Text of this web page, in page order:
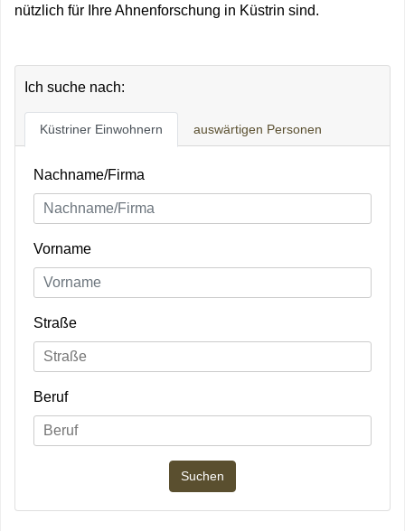
nützlich für Ihre Ahnenforschung in Küstrin sind.
Ich suche nach:
Küstriner Einwohnern auswärtigen Personen
Nachname/Firma
Vorname
Straße
Beruf